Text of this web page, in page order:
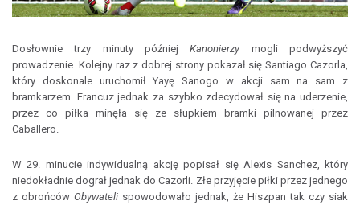
Dosłownie trzy minuty późniejKanonierzymogli podwyższyć
prowadzenie. Kolejny raz z dobrej strony pokazał się Santiago Cazorla,
który doskonale uruchomił Yayę Sanogo w akcji sam na sam z
bramkarzem. Francuz jednak za szybko zdecydował się na uderzenie,
przez co piłka minęła się ze słupkiem bramki pilnowanej przez
Caballero.
W 29. minucie indywidualną akcję popisał się Alexis Sanchez, który
niedokładnie dograł jednak do Cazorli. Złe przyjęcie piłki przez jednego
z obrońców Obywateli spowodowało jednak, że Hiszpan tak czy siak